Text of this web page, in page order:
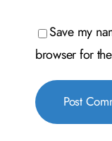
Save my
browser for